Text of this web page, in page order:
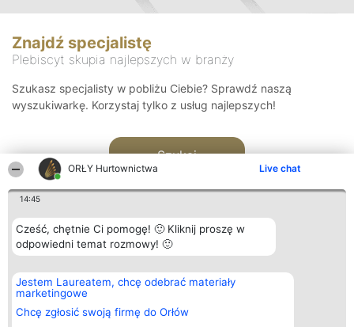
ORŁY Hurtownictwa Live chat
14:45
Cześć, chętnie Ci pomogę! 🙂 Kliknij proszę w
odpowiedni temat rozmowy! 🙂
Jestem Laureatem, chcę odebrać materiały
marketingowe
Chcę zgłosić swoją firmę do Orłów
Znajdź specjalistę
Plebiscyt skupia najlepszych w branży
Szukasz specjalisty w pobliżu Ciebie? Sprawdź naszą
wyszukiwarkę. Korzystaj tylko z usług najlepszych!
Szukaj
Organizator plebiscytu
Bright Side Solutions sp. z o.
o. sp. k.
ul. Ruska 22
Wrocław 50-079
Plebiscyt
Laureaci
wszystkich
Laureatów
Kontakt
Kontakt